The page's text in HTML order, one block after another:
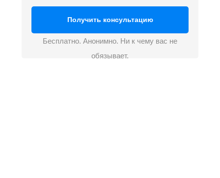
Получить консультацию
Бесплатно. Анонимно. Ни к чему вас не
обязывает.